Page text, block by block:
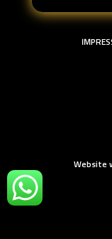
Website